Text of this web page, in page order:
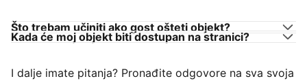
Što trebam učiniti ako gost ošteti objekt?
Kada će moj objekt biti dostupan na stranici?
I dalje imate pitanja? Pronađite odgovore na sva svoja